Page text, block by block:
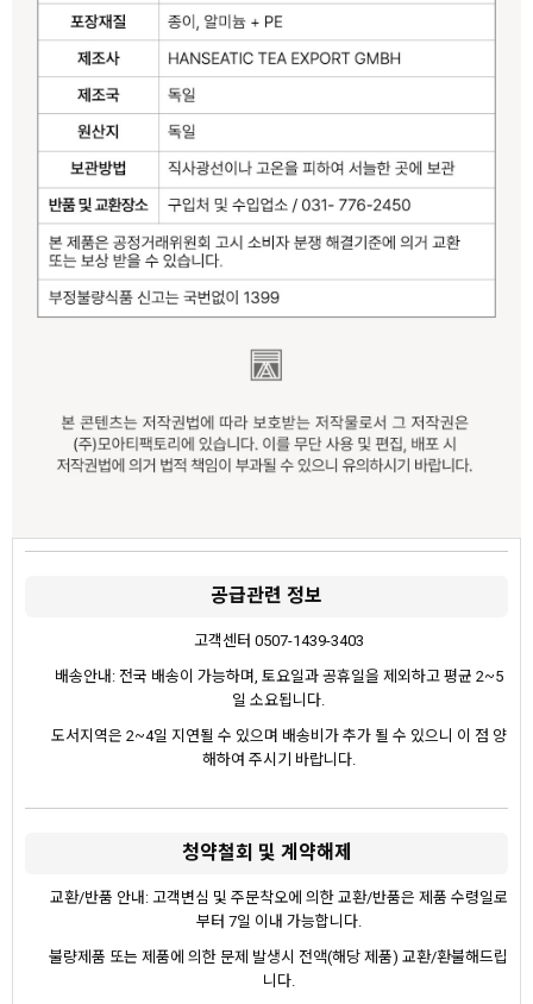
공급관련 정보
고객센터 0507-1439-3403
배송안내: 전국 배송이 가능하며, 토요일과 공휴일을 제외하고 평균 2~5
일 소요됩니다.
도서지역은 2~4일 지연될 수 있으며 배송비가 추가 될 수 있으니 이 점 양
해하여 주시기 바랍니다.
청약철회 및 계약해제
교환/반품 안내: 고객변심 및 주문착오에 의한 교환/반품은 제품 수령일로
부터 7일 이내 가능합니다.
불량제품 또는 제품에 의한 문제 발생시 전액(해당 제품) 교환/환불해드립
니다.